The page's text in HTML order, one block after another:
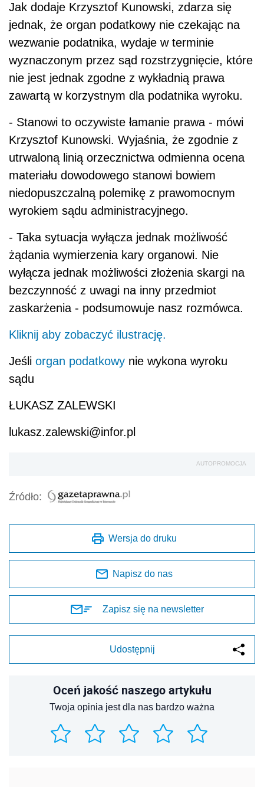
Jak dodaje Krzysztof Kunowski, zdarza się
jednak, że organ podatkowy nie czekając na
wezwanie podatnika, wydaje w terminie
wyznaczonym przez sąd rozstrzygnięcie, które
nie jest jednak zgodne z wykładnią prawa
zawartą w korzystnym dla podatnika wyroku.
- Stanowi to oczywiste łamanie prawa - mówi
Krzysztof Kunowski. Wyjaśnia, że zgodnie z
utrwaloną linią orzecznictwa odmienna ocena
materiału dowodowego stanowi bowiem
niedopuszczalną polemikę z prawomocnym
wyrokiem sądu administracyjnego.
- Taka sytuacja wyłącza jednak możliwość
żądania wymierzenia kary organowi. Nie
wyłącza jednak możliwości złożenia skargi na
bezczynność z uwagi na inny przedmiot
zaskarżenia - podsumowuje nasz rozmówca.
Kliknij aby zobaczyć ilustrację.
Jeśli organ podatkowy nie wykona wyroku
sądu
ŁUKASZ ZALEWSKI
lukasz.zalewski@infor.pl
AUTOPROMOCJA
Źródło:
Wersja do druku
Napisz do nas
Zapisz się na newsletter
Udostępnij
Oceń jakość naszego artykułu
Twoja opinia jest dla nas bardzo ważna